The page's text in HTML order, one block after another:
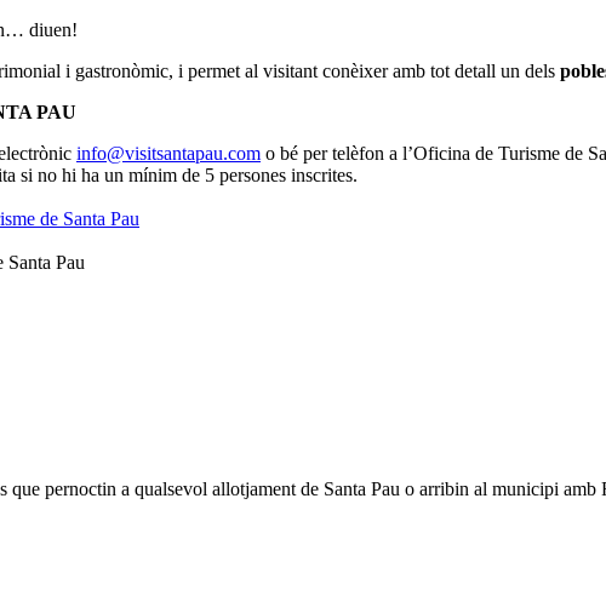
diuen!
i gastronòmic, i permet al visitant conèixer amb tot detall un dels
PAU
info@visitsantapau.com o bé per telèfon a l’Oficina de Turisme de
si no hi ha un mínim de 5 persones inscrites.
de Santa Pau
Santa Pau
pernoctin a qualsevol allotjament de Santa Pau o arribin al municipi amb